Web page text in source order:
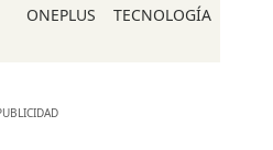
ONEPLUS TECNOLOGÍA